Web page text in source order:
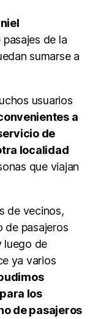
de la
sumarse a
usuarios
a
de
localidad
que viajan
de vecinos,
de pasajeros
luego de
ya varios
los
de pasajeros